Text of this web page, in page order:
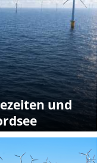
und